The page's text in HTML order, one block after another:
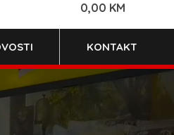
0,00 KM
KONTAKT